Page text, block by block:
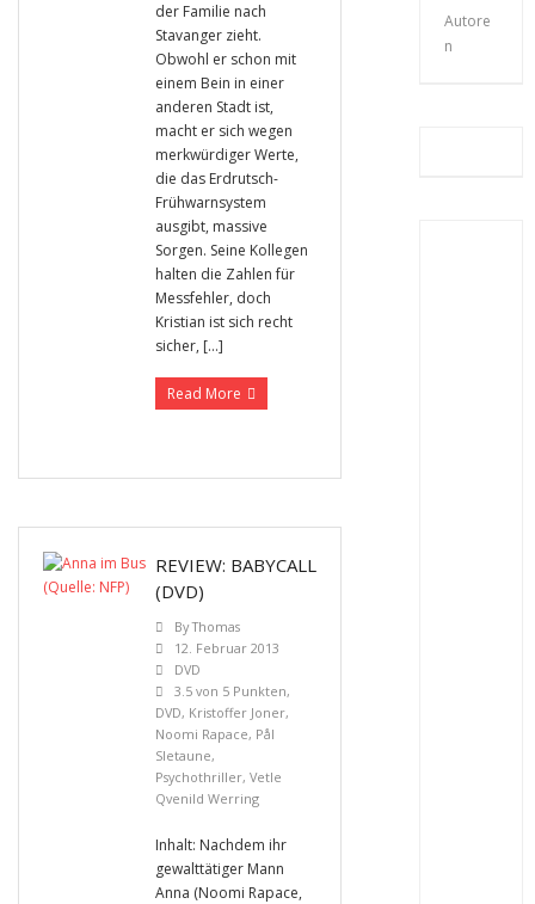
der Familie nach
Stavanger zieht.
Obwohl er schon mit
einem Bein in einer
anderen Stadt ist,
macht er sich wegen
merkwürdiger Werte,
die das Erdrutsch-
Frühwarnsystem
ausgibt, massive
Sorgen. Seine Kollegen
halten die Zahlen für
Messfehler, doch
Kristian ist sich recht
sicher, […]
Read More
REVIEW: BABYCALL
(DVD)
ByThomas
12. Februar 2013
DVD
3.5 von 5 Punkten,
DVD, Kristoffer Joner,
Noomi Rapace, Pål
Sletaune,
Psychothriller, Vetle
Qvenild Werring
Inhalt: Nachdem ihr
gewalttätiger Mann
Anna (Noomi Rapace,
Autore
n